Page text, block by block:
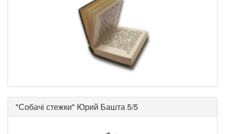
"Собачі стежки" Юрий Башта5/5